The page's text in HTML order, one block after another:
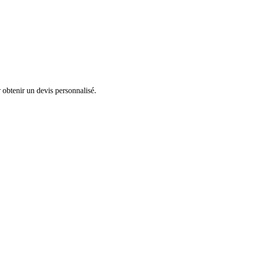
un devis personnalisé.